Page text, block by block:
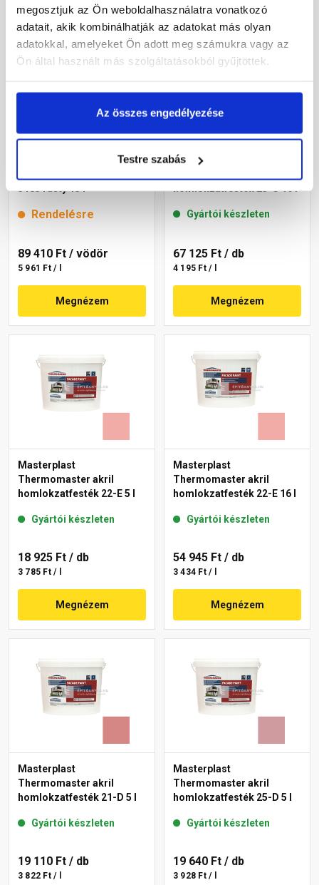
megosztjuk az Ön weboldalhasználatra vonatkozó
adatait, akik kombinálhatják az adatokat más olyan
adatokkal, amelyeket Ön adott meg számukra vagy az
Ön által használt más szolgáltatásokból gyűjtöttek.
Az összes engedélyezése
Testre szabás
Cemix 2800 SiliconTOP
5185 rusty 15 l
Rendelésre
89 410 Ft / vödör
5 961 Ft / l
Megnézem
Masterplast
homlokzatfesték 25-C 16 l
Gyártói készleten
67 125 Ft / db
4 195 Ft / l
Megnézem
Masterplast
Thermomaster akril
homlokzatfesték 22-E 5 l
Gyártói készleten
18 925 Ft / db
3 785 Ft / l
Megnézem
Masterplast
Thermomaster akril
homlokzatfesték 22-E 16 l
Gyártói készleten
54 945 Ft / db
3 434 Ft / l
Megnézem
Masterplast
Thermomaster akril
homlokzatfesték 21-D 5 l
Gyártói készleten
19 110 Ft / db
3 822 Ft / l
Masterplast
Thermomaster akril
homlokzatfesték 25-D 5 l
Gyártói készleten
19 640 Ft / db
3 928 Ft / l